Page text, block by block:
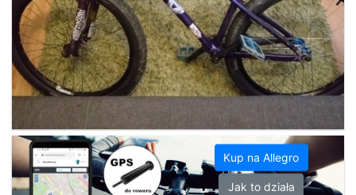
Kup na Allegro
Jak to działa